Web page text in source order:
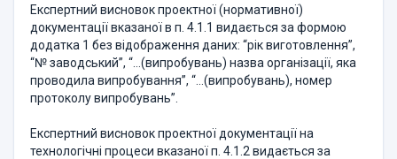
Експертний висновок проектної (нормативної)
документації вказаної в п. 4.1.1 видається за формою
додатка 1 без відображення даних: “рік виготовлення”,
“№ заводський”, “…(випробувань) назва організації, яка
проводила випробування”, “…(випробувань), номер
протоколу випробувань”.
Експертний висновок проектної документації на
технологічні процеси вказаної п. 4.1.2 видається за